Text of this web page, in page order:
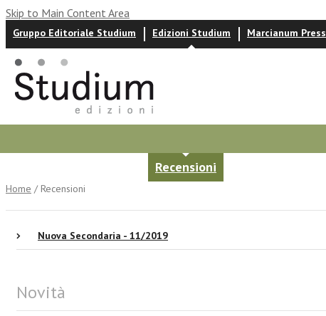
Skip to Main Content Area
Gruppo Editoriale Studium Edizioni Studium Marcianum Press
Recensioni
Home / Recensioni
Nuova Secondaria - 11/2019
Novità